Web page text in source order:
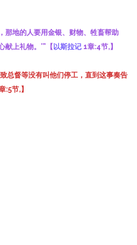
那地的人要用金银、财物、牲畜帮助
献上礼物。’”【 以斯拉记 1章:4节,】
总督等没有叫他们停工，直到这事奏告
:5节,】